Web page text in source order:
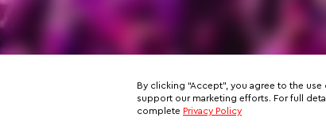
By clicking “Accept”, you agree to the
support our marketing efforts. For full
complete Privacy Policy